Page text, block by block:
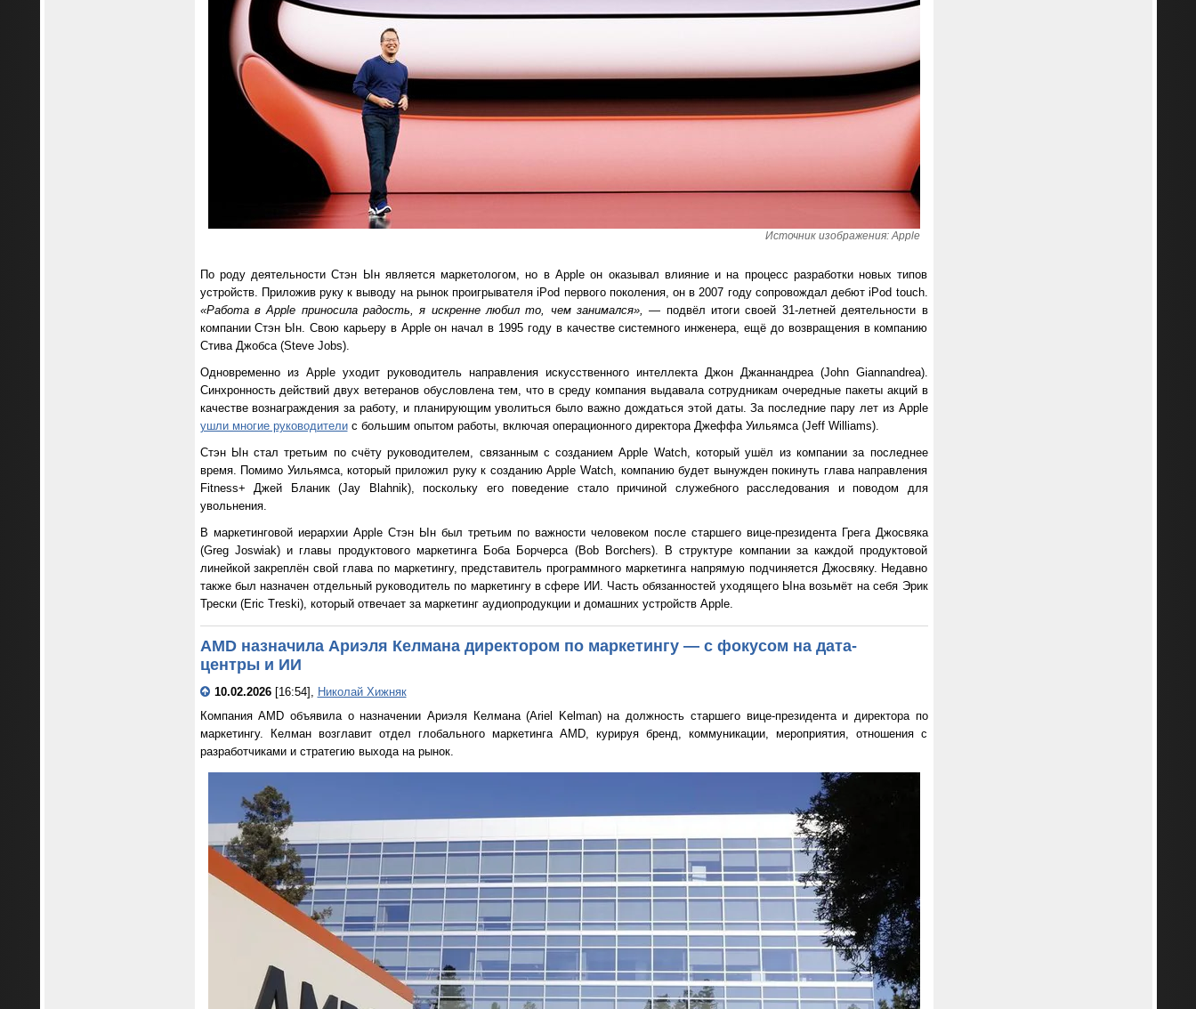
Источник изображения: Apple
По роду деятельности Стэн Ын является маркетологом, но в Apple он оказывал влияние и на процесс разработки новых типов
устройств. Приложив руку к выводу на рынок проигрывателя iPod первого поколения, он в 2007 году сопровождал дебют iPod touch.
«Работа в Apple приносила радость, я искренне любил то, чем занимался», — подвёл итоги своей 31-летней деятельности в
компании Стэн Ын. Свою карьеру в Apple он начал в 1995 году в качестве системного инженера, ещё до возвращения в компанию
Стива Джобса (Steve Jobs).
Одновременно из Apple уходит руководитель направления искусственного интеллекта Джон Джаннандреа (John Giannandrea).
Синхронность действий двух ветеранов обусловлена тем, что в среду компания выдавала сотрудникам очередные пакеты акций в
качестве вознаграждения за работу, и планирующим уволиться было важно дождаться этой даты. За последние пару лет из Apple
ушли многие руководителис большим опытом работы, включая операционного директора Джеффа Уильямса (Jeff Williams).
Стэн Ын стал третьим по счёту руководителем, связанным с созданием Apple Watch, который ушёл из компании за последнее
время. Помимо Уильямса, который приложил руку к созданию Apple Watch, компанию будет вынужден покинуть глава направления
Fitness+ Джей Бланик (Jay Blahnik), поскольку его поведение стало причиной служебного расследования и поводом для
увольнения.
В маркетинговой иерархии Apple Стэн Ын был третьим по важности человеком после старшего вице-президента Грега Джосвяка
(Greg Joswiak) и главы продуктового маркетинга Боба Борчерса (Bob Borchers). В структуре компании за каждой продуктовой
линейкой закреплён свой глава по маркетингу, представитель программного маркетинга напрямую подчиняется Джосвяку. Недавно
также был назначен отдельный руководитель по маркетингу в сфере ИИ. Часть обязанностей уходящего Ына возьмёт на себя Эрик
Трески (Eric Treski), который отвечает за маркетинг аудиопродукции и домашних устройств Apple.
AMD назначила Ариэля Келмана директором по маркетингу — с фокусом на дата-
центры и ИИ
10.02.2026[16:54], Николай Хижняк
Компания AMD объявила о назначении Ариэля Келмана (Ariel Kelman) на должность старшего вице-президента и директора по
маркетингу. Келман возглавит отдел глобального маркетинга AMD, курируя бренд, коммуникации, мероприятия, отношения с
разработчиками и стратегию выхода на рынок.